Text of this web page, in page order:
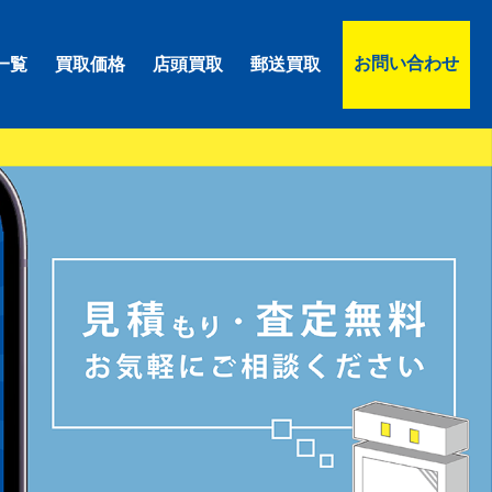
覧 買取価格 店頭買取 郵送買取 お問い合わせ